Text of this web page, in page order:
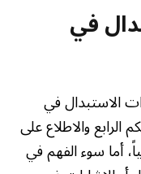
في
الاستبدال في
والاطلاع على
أما سوء الفهم في